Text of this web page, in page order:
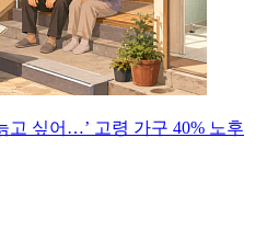
고 싶어…’ 고령 가구 40% 노후